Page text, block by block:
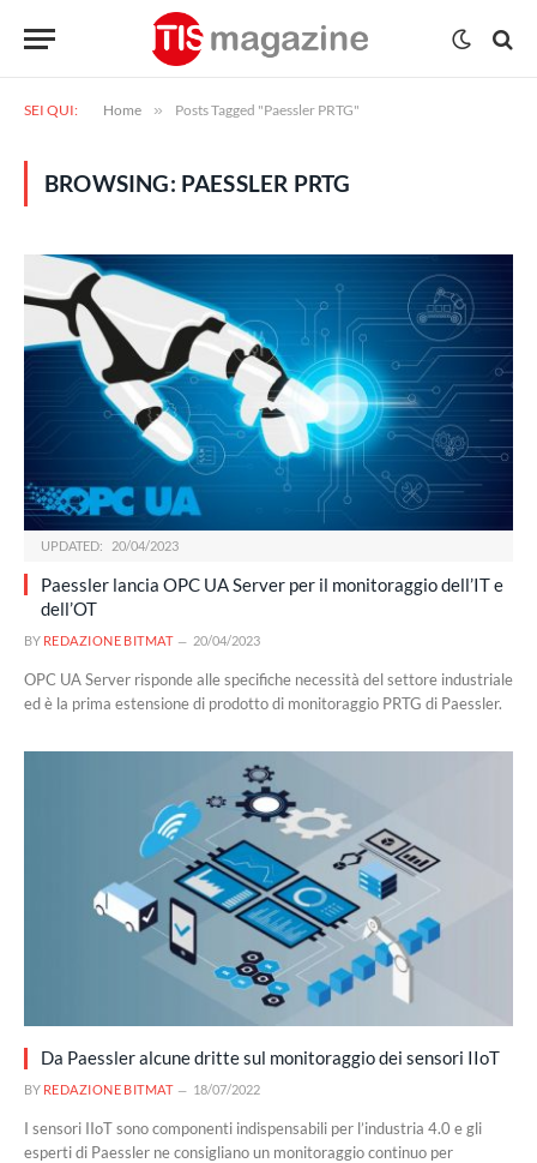
SEI QUI: Home » Posts Tagged "Paessler PRTG"
BROWSING: PAESSLER PRTG
UPDATED: 20/04/2023
Paessler lancia OPC UA Server per il monitoraggio dell’IT e
dell’OT
BY REDAZIONE BITMAT 20/04/2023
OPC UA Server risponde alle specifiche necessità del settore industriale
ed è la prima estensione di prodotto di monitoraggio PRTG di Paessler.
Da Paessler alcune dritte sul monitoraggio dei sensori IIoT
BY REDAZIONE BITMAT 18/07/2022
I sensori IIoT sono componenti indispensabili per l’industria 4.0 e gli
esperti di Paessler ne consigliano un monitoraggio continuo per